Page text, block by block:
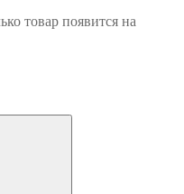
товар появится на